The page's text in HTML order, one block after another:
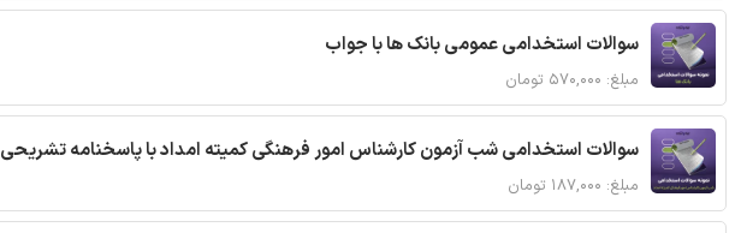
سوالات استخدامی عمومی بانک ها با جواب
مبلغ: ۵۷۰,۰۰۰ تومان
سوالات استخدامی شب آزمون کارشناس امور فرهنگی کمیته امداد با پاسخنامه تشریحی
مبلغ: ۱۸۷,۰۰۰ تومان